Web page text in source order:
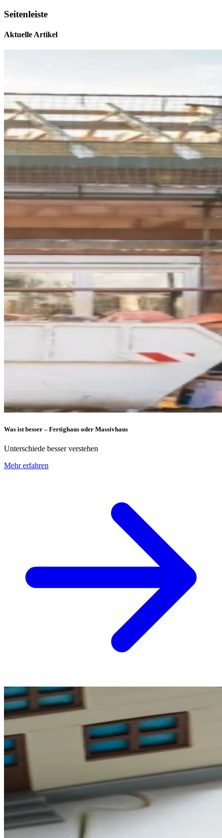
Seitenleiste
Aktuelle Artikel
Was ist besser – Fertighaus oder Massivhaus
Unterschiede besser verstehen
Mehr erfahren